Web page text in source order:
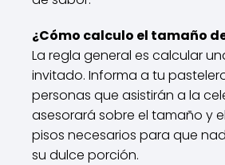
¿Cómo calculo el tamaño
La regla general es calcular
invitado. Informa a tu
personas que asistirán a la
asesorará sobre el tamaño y
pisos necesarios para que
su dulce porción.